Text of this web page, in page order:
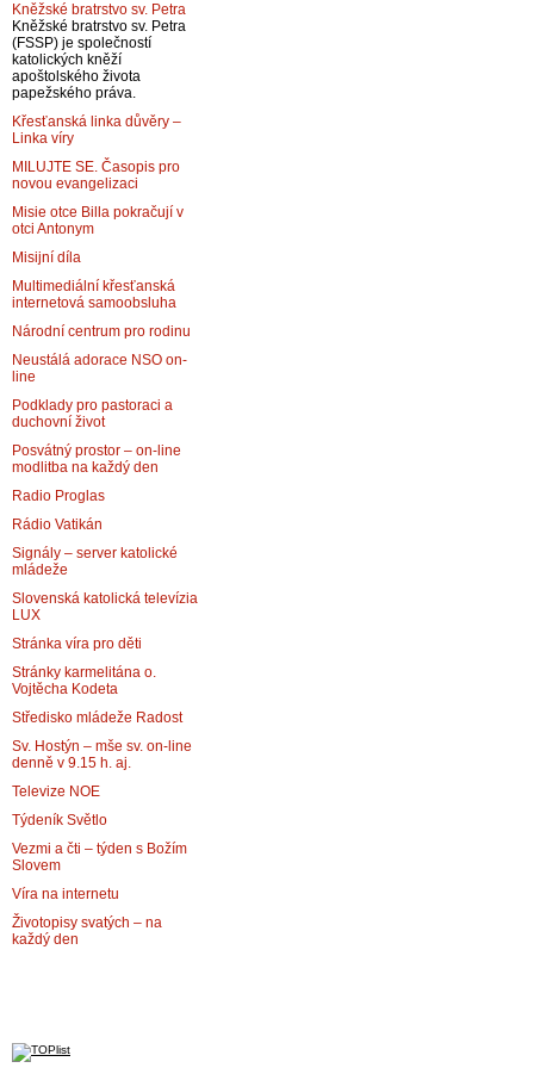
Kněžské bratrstvo sv. Petra
Kněžské bratrstvo sv. Petra
(FSSP) je společností
katolických kněží
apoštolského života
papežského práva.
Křesťanská linka důvěry –
Linka víry
MILUJTE SE. Časopis pro
novou evangelizaci
Misie otce Billa pokračují v
otci Antonym
Misijní díla
Multimediální křesťanská
internetová samoobsluha
Národní centrum pro rodinu
Neustálá adorace NSO on-
line
Podklady pro pastoraci a
duchovní život
Posvátný prostor – on-line
modlitba na každý den
Radio Proglas
Rádio Vatikán
Signály – server katolické
mládeže
Slovenská katolická televízia
LUX
Stránka víra pro děti
Stránky karmelitána o.
Vojtěcha Kodeta
Středisko mládeže Radost
Sv. Hostýn – mše sv. on-line
denně v 9.15 h. aj.
Televize NOE
Týdeník Světlo
Vezmi a čti – týden s Božím
Slovem
Víra na internetu
Životopisy svatých – na
každý den